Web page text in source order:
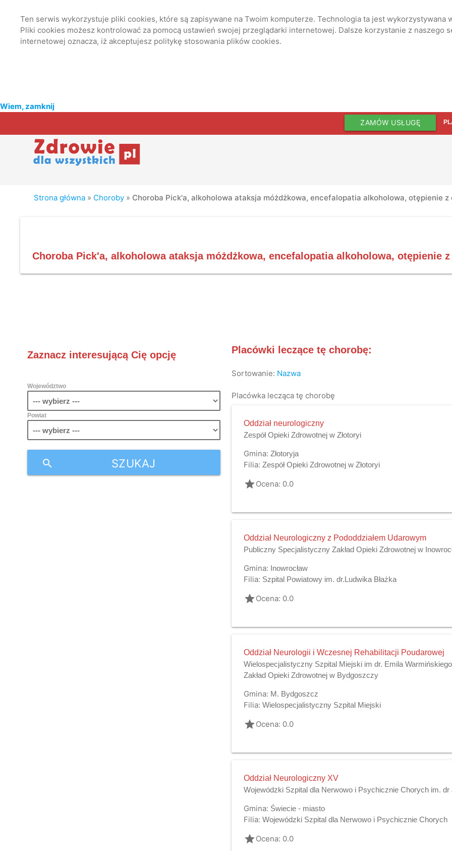
Ten serwis wykorzystuje pliki cookies, które są zapisywane na Twoim komputerze. Technologia ta jest
Pliki cookies możesz kontrolować za pomocą ustawień swojej przeglądarki internetowej. Dalsze korzystanie z
internetowej oznacza, iż akceptujesz politykę stosowania plików cookies.
Wiem, zamknij
ZAMÓW USŁUGĘ
Strona główna » Choroby » Choroba Pick'a, alkoholowa ataksja móżdżkowa, encefalopatia alkoholowa, otępienie z
Choroba Pick'a, alkoholowa ataksja móżdżkowa, encefalopatia alkoholowa, otępienie z
Zaznacz interesującą Cię opcję
Województwo
Powiat
SZUKAJ
search
Placówki leczące tę chorobę:
Sortowanie: Nazwa
Placówka lecząca tę chorobę
Oddział neurologiczny
Zespół Opieki Zdrowotnej w Złotoryi
Gmina: Złotoryja
Filia: Zespół Opieki Zdrowotnej w Złotoryi
gradeOcena: 0.0
Oddział Neurologiczny z Pododdziałem Udarowym
Publiczny Specjalistyczny Zakład Opieki Zdrowotnej w
Gmina: Inowrocław
Filia: Szpital Powiatowy im. dr.Ludwika Błażka
gradeOcena: 0.0
Oddział Neurologii i Wczesnej Rehabilitacji Poudarowej
Wielospecjalistyczny Szpital Miejski im dr. Emila
Zakład Opieki Zdrowotnej w Bydgoszczy
Gmina: M. Bydgoszcz
Filia: Wielospecjalistyczny Szpital Miejski
gradeOcena: 0.0
Oddział Neurologiczny XV
Wojewódzki Szpital dla Nerwowo i Psychicznie Chorych im.
Gmina: Świecie - miasto
Filia: Wojewódzki Szpital dla Nerwowo i Psychicznie Chorych
gradeOcena: 0.0